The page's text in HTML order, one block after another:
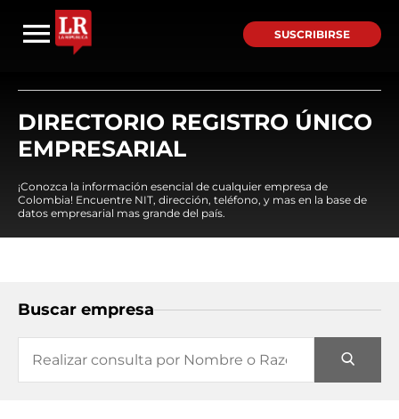
SUSCRIBIRSE
DIRECTORIO REGISTRO ÚNICO
EMPRESARIAL
¡Conozca la información esencial de cualquier empresa de
Colombia! Encuentre NIT, dirección, teléfono, y mas en la base de
datos empresarial mas grande del país.
Buscar empresa